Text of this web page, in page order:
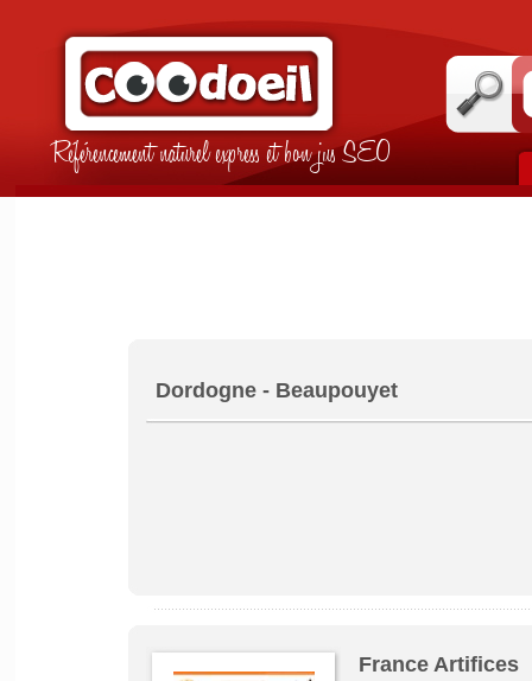
Référencement naturel express et bon jus SEO
Dordogne - Beaupouyet
France Artifices